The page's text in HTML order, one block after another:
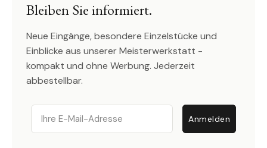
Bleiben Sie informiert.
Neue Eingänge, besondere Einzelstücke und
Einblicke aus unserer Meisterwerkstatt -
kompakt und ohne Werbung. Jederzeit
abbestellbar.
Email
Anmelden